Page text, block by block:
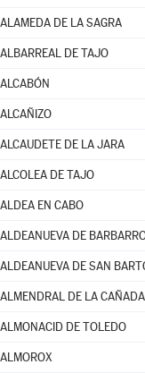
ALAMEDA DE LA SAGRA
ALBARREAL DE TAJO
ALCABÓN
ALCAÑIZO
ALCAUDETE DE LA JARA
ALCOLEA DE TAJO
ALDEA EN CABO
ALDEANUEVA DE
ALDEANUEVA DE SAN
ALMENDRAL DE LA CAÑADA
ALMONACID DE TOLEDO
ALMOROX